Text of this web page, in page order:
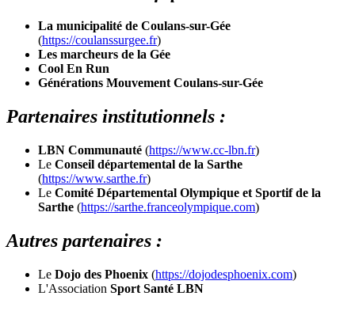
La municipalité de Coulans-sur-Gée
(https://coulanssurgee.fr)
Les marcheurs de la Gée
Cool En Run
Générations Mouvement Coulans-sur-Gée
Partenaires institutionnels :
LBN Communauté (https://www.cc-lbn.fr)
Le Conseil départemental de la Sarthe
(https://www.sarthe.fr)
Le Comité Départemental Olympique et Sportif de la
Sarthe (https://sarthe.franceolympique.com)
Autres partenaires :
Le Dojo des Phoenix (https://dojodesphoenix.com)
L'Association Sport Santé LBN